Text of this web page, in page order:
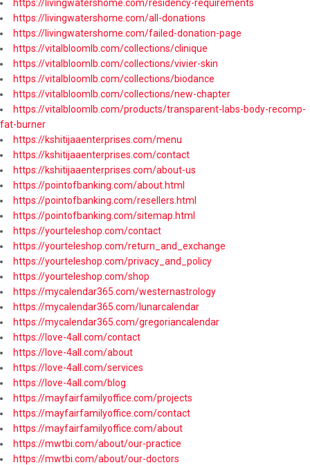
https://livingwatershome.com/residency-requirements
https://livingwatershome.com/all-donations
https://livingwatershome.com/failed-donation-page
https://vitalbloomlb.com/collections/clinique
https://vitalbloomlb.com/collections/vivier-skin
https://vitalbloomlb.com/collections/biodance
https://vitalbloomlb.com/collections/new-chapter
https://vitalbloomlb.com/products/transparent-labs-body-recomp-
fat-burner
https://kshitijaaenterprises.com/menu
https://kshitijaaenterprises.com/contact
https://kshitijaaenterprises.com/about-us
https://pointofbanking.com/about.html
https://pointofbanking.com/resellers.html
https://pointofbanking.com/sitemap.html
https://yourteleshop.com/contact
https://yourteleshop.com/return_and_exchange
https://yourteleshop.com/privacy_and_policy
https://yourteleshop.com/shop
https://mycalendar365.com/westernastrology
https://mycalendar365.com/lunarcalendar
https://mycalendar365.com/gregoriancalendar
https://love-4all.com/contact
https://love-4all.com/about
https://love-4all.com/services
https://love-4all.com/blog
https://mayfairfamilyoffice.com/projects
https://mayfairfamilyoffice.com/contact
https://mayfairfamilyoffice.com/about
https://mwtbi.com/about/our-practice
https://mwtbi.com/about/our-doctors